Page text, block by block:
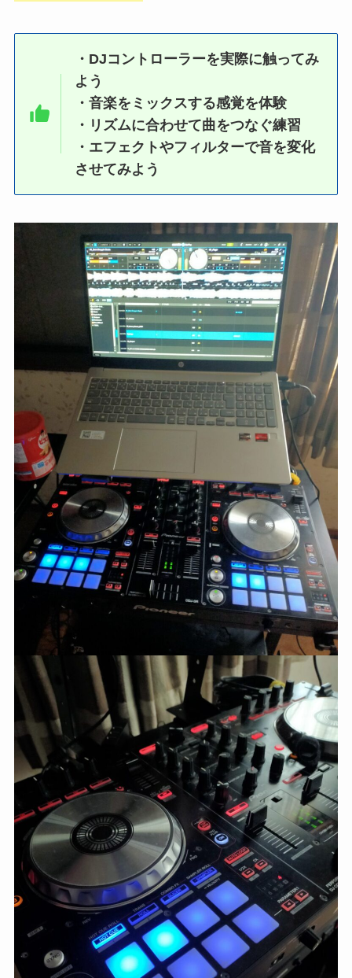
・DJコントローラーを実際に触ってみ
よう
・音楽をミックスする感覚を体験
・リズムに合わせて曲をつなぐ練習
・エフェクトやフィルターで音を変化
させてみよう